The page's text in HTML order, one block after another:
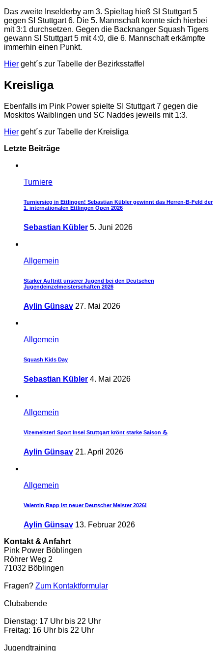
Das zweite Inselderby am 3. Spieltag hieß SI Stuttgart 5
gegen SI Stuttgart 6. Die 5. Mannschaft konnte sich hierbei
mit 3:1 durchsetzen. Gegen die Backnanger Squash Tigers
gewann SI Stuttgart 5 mit 4:0, die 6. Mannschaft erkämpfte
immerhin einen Punkt.
Hier geht´s zur Tabelle der Bezirksstaffel
Kreisliga
Ebenfalls im Pink Power spielte SI Stuttgart 7 gegen die
Moskitos Waiblingen und SC Naddes jeweils mit 1:3.
Hier geht´s zur Tabelle der Kreisliga
Letzte Beiträge
Turniere
Turniersieg in Ettlingen! Sebastian Kübler gewinnt das Herren-B-Feld der
1. internationalen Ettlingen Open 2026
Sebastian Kübler 5. Juni 2026
Allgemein
Starker Auftritt unserer Jugend bei den Deutschen
Jugendeinzelmeisterschaften 2026
Aylin Günsav 27. Mai 2026
Allgemein
Squash Kids Day
Sebastian Kübler 4. Mai 2026
Allgemein
Vizemeister! Sport Insel Stuttgart krönt starke Saison 💪
Aylin Günsav 21. April 2026
Allgemein
Valentin Rapp ist neuer Deutscher Meister 2026!
Aylin Günsav 13. Februar 2026
Kontakt & Anfahrt
Pink Power Böblingen
Röhrer Weg 2
71032 Böblingen
Fragen? Zum Kontaktformular
Clubabende
Dienstag: 17 Uhr bis 22 Uhr
Freitag: 16 Uhr bis 22 Uhr
Jugendtraining